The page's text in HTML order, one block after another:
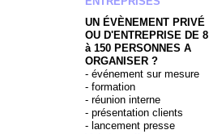
UN ÉVÈNEMENT PRIVÉ
OU D'ENTREPRISE DE 8
à 150 PERSONNES A
ORGANISER ?
- événement sur mesure
- formation
- réunion interne
- présentation clients
- lancement presse